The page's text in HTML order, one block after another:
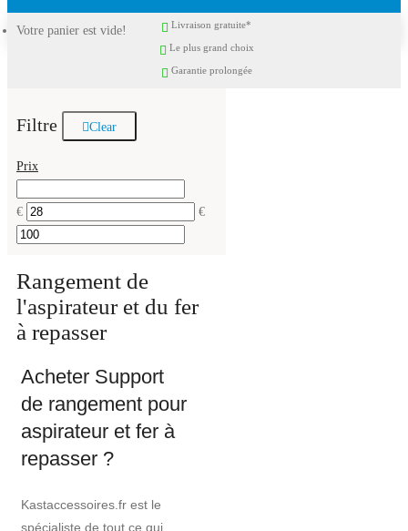
Votre panier est vide! Livraison gratuite*
Le plus grand choix
Garantie prolongée
Filtre Clear
Prix
€ €
Rangement de
l'aspirateur et du fer
à repasser
Acheter Support
de rangement pour
aspirateur et fer à
repasser ?
Kastaccessoires.fr est le
spécialiste de tout ce qui